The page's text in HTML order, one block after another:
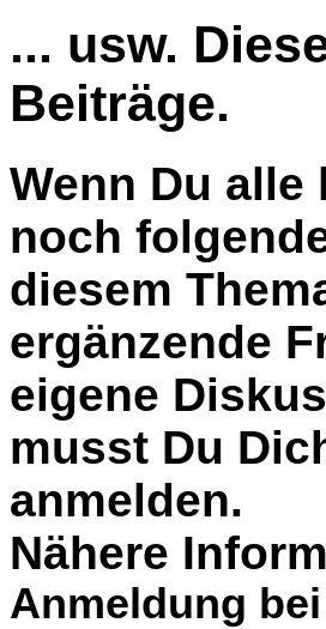
... usw.
Beiträge.
Wenn Du
noch
diesem
ergänzende
eigene
musst Du
anmelden.
Nähere
Anmeldung